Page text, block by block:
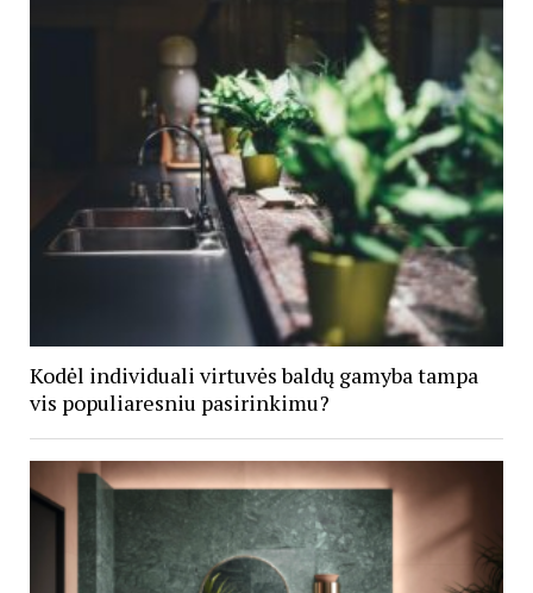
Kodėl individuali virtuvės baldų gamyba tampa
vis populiaresniu pasirinkimu?